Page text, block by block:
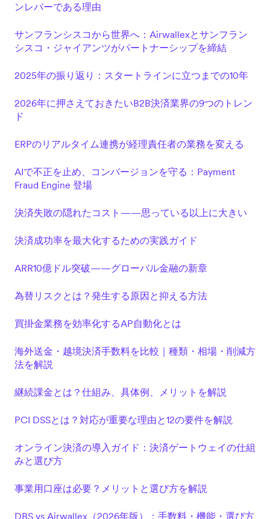
ンレバーである理由
サンフランシスコから世界へ：Airwallexとサンフラン
シスコ・ジャイアンツがパートナーシップを締結
2025年の振り返り：スタートラインに立つまでの10年
2026年に押さえておきたいB2B決済業界の9つのトレン
ド
ERPのリアルタイム連携が経理責任者の業務を変える
AIで不正を止め、コンバージョンを守る：Payment
Fraud Engine 登場
決済失敗の隠れたコスト——思っている以上に大きい
決済成功率を最大化するための実践ガイド
ARR10億ドル突破——グローバル金融の新章
為替リスクとは？発生する原因と抑える方法
買掛金業務を効率化するAP自動化とは
海外送金・越境決済手数料を比較｜種類・相場・削減方
法を解説
継続課金とは？仕組み、具体例、メリットを解説
PCI DSSとは？対応が重要な理由と12の要件を解説
オンライン決済の導入ガイド：決済ゲートウェイの仕組
みと選び方
事業用口座は必要？メリットと選び方を解説
DBS vs Airwallex（2026年版）：手数料・機能・選び方